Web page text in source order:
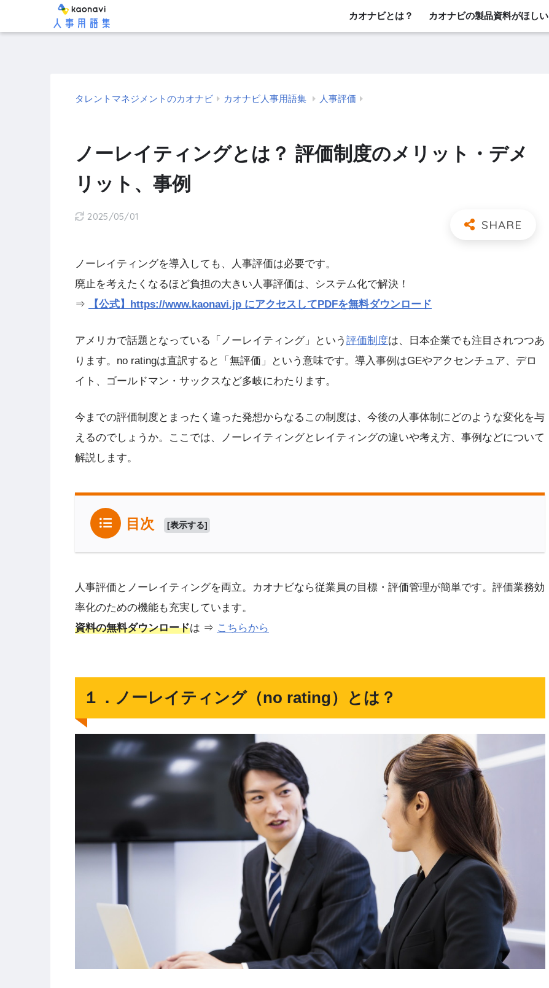
カオナビとは？ カオナビの製品資料がほしい
タレントマネジメントのカオナビ カオナビ人事用語集 人事評価
ノーレイティングとは？ 評価制度のメリット・デメ
リット、事例
2025/05/01
ノーレイティングを導入しても、人事評価は必要です。
廃止を考えたくなるほど負担の大きい人事評価は、システム化で解決！
⇒
【公式】https://www.kaonavi.jp にアクセスしてPDFを無料ダウンロード
アメリカで話題となっている「ノーレイティング」という 評価制度は、日本企業でも注目されつつあ
ります。no ratingは直訳すると「無評価」という意味です。導入事例はGEやアクセンチュア、デロ
イト、ゴールドマン・サックスなど多岐にわたります。
今までの評価制度とまったく違った発想からなるこの制度は、今後の人事体制にどのような変化を与
えるのでしょうか。ここでは、ノーレイティングとレイティングの違いや考え方、事例などについて
解説します。
目次 [表示する]
人事評価とノーレイティングを両立。カオナビなら従業員の目標・評価管理が簡単です。評価業務効
率化のための機能も充実しています。
資料の無料ダウンロードは ⇒ こちらから
１．ノーレイティング（no rating）とは？